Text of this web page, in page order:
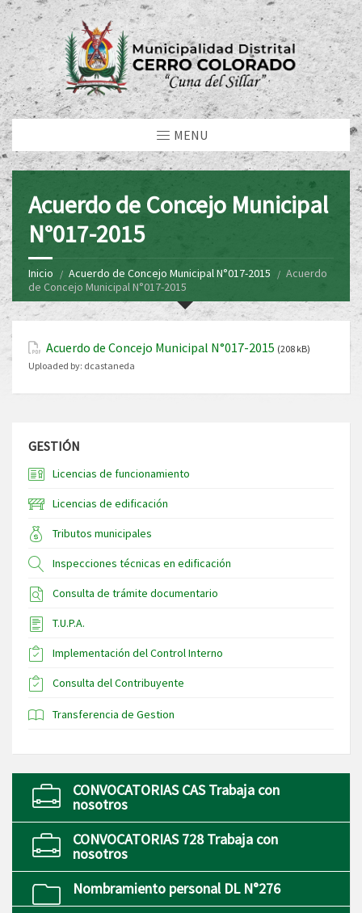
MENU
Acuerdo de Concejo Municipal
N°017-2015
Inicio Acuerdo de Concejo Municipal N°017-2015
Acuerdo
de Concejo Municipal N°017-2015
Acuerdo de Concejo Municipal N°017-2015 (208 kB)
Uploaded by: dcastaneda
GESTIÓN
Licencias de funcionamiento
Licencias de edificación
Tributos municipales
Inspecciones técnicas en edificación
Consulta de trámite documentario
T.U.P.A.
Implementación del Control Interno
Consulta del Contribuyente
Transferencia de Gestion
CONVOCATORIAS CAS Trabaja con
nosotros
CONVOCATORIAS 728 Trabaja con
nosotros
Nombramiento personal DL N°276